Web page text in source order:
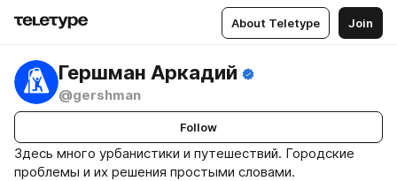
About Teletype Join
Гершман Аркадий
@gershman
Follow
Здесь много урбанистики и путешествий. Городские
проблемы и их решения простыми словами.